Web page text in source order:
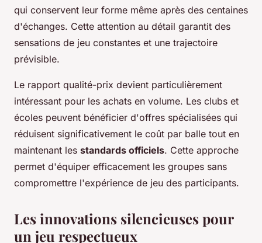
qui conservent leur forme même après des centaines
d'échanges. Cette attention au détail garantit des
sensations de jeu constantes et une trajectoire
prévisible.
Le rapport qualité-prix devient particulièrement
intéressant pour les achats en volume. Les clubs et
écoles peuvent bénéficier d'offres spécialisées qui
réduisent significativement le coût par balle tout en
maintenant les standards officiels. Cette approche
permet d'équiper efficacement les groupes sans
compromettre l'expérience de jeu des participants.
Les innovations silencieuses pour
un jeu respectueux